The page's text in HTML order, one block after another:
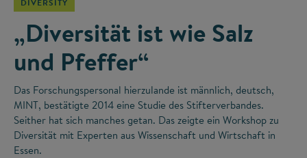
„Diversität ist wie Salz
und Pfeffer“
Das Forschungspersonal hierzulande ist männlich, deutsch,
MINT, bestätigte 2014 eine Studie des Stifterverbandes.
Seither hat sich manches getan. Das zeigte ein Workshop zu
Diversität mit Experten aus Wissenschaft und Wirtschaft in
Essen.